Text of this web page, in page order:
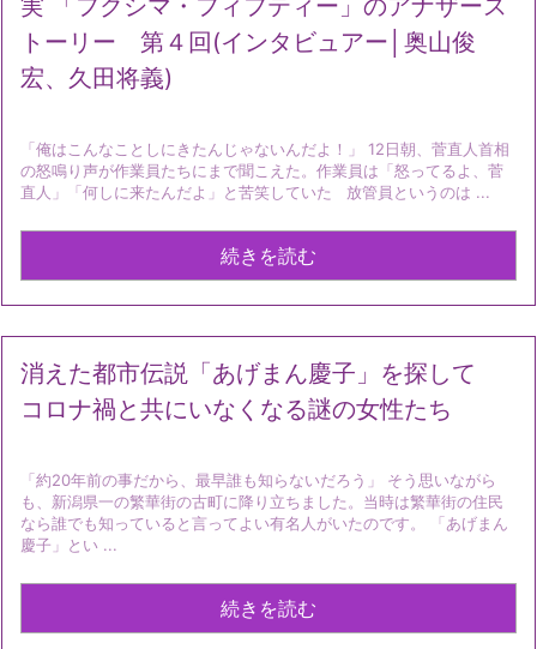
実 「フクシマ・フィフティー」のアナザース
トーリー 第４回(インタビュアー│奥山俊
宏、久田将義)
「俺はこんなことしにきたんじゃないんだよ！」 12日朝、菅直人首相
の怒鳴り声が作業員たちにまで聞こえた。作業員は「怒ってるよ、菅
直人」「何しに来たんだよ」と苦笑していた 放管員というのは ...
続きを読む
消えた都市伝説「あげまん慶子」を探して
コロナ禍と共にいなくなる謎の女性たち
「約20年前の事だから、最早誰も知らないだろう」 そう思いながら
も、新潟県一の繁華街の古町に降り立ちました。当時は繁華街の住民
なら誰でも知っていると言ってよい有名人がいたのです。 「あげまん
慶子」とい ...
続きを読む